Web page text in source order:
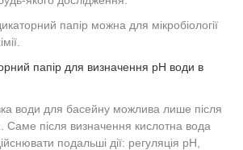
папір можна для мікробіології
папір для визначення рН води в
води для басейну можлива лише після
Саме після визначення кислотна вода
подальші дії: регуляція рН,